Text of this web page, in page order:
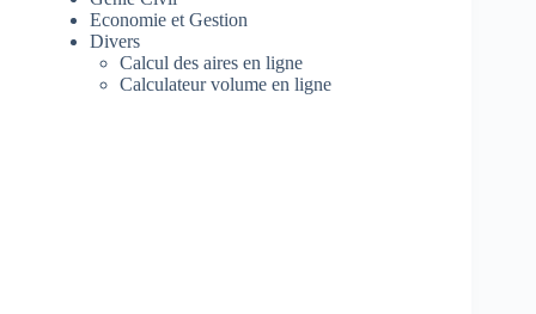
Economie et Gestion
Divers
Calcul des aires en ligne
Calculateur volume en ligne